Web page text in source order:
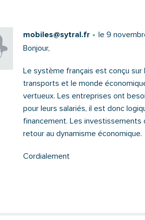
mobiles@sytral.fr le 9
Bonjour,
Le système français est conçu sur
transports et le monde
vertueux. Les entreprises ont
pour leurs salariés, il est donc
financement. Les
retour au dynamisme économique.
Cordialement